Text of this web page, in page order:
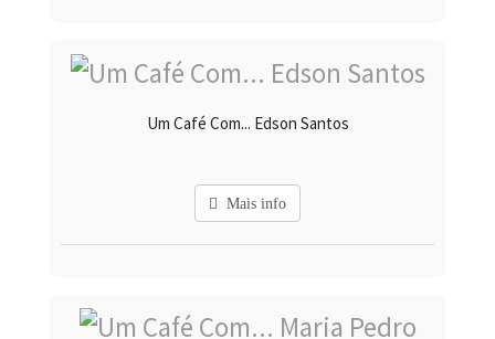
Um Café Com... Edson Santos
Mais info